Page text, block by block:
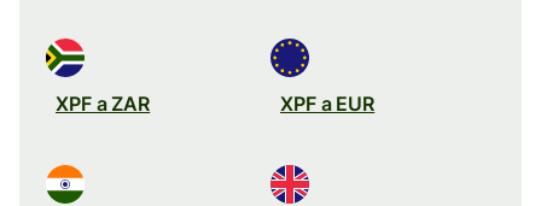
XPF a ZAR XPF a EUR